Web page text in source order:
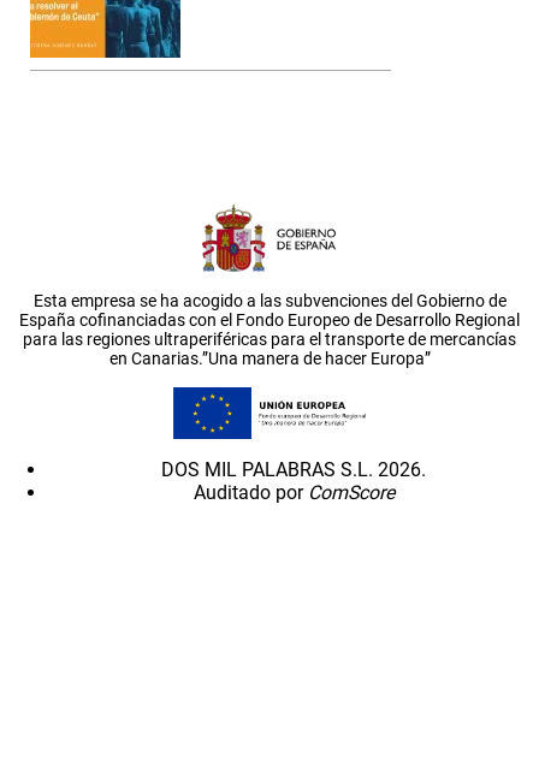
Esta empresa se ha acogido a las subvenciones del Gobierno de
España cofinanciadas con el Fondo Europeo de Desarrollo Regional
para las regiones ultraperiféricas para el transporte de mercancías
en Canarias.”Una manera de hacer Europa”
DOS MIL PALABRAS S.L. 2026.
Auditado por ComScore